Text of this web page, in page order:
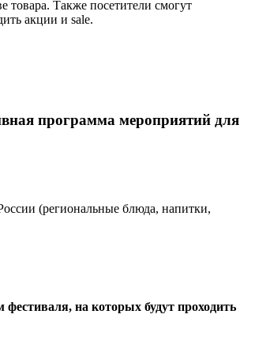
товара. Также посетители смогут
акции и sale.
программа мероприятий для
(региональные блюда, напитки,
на которых будут проходить